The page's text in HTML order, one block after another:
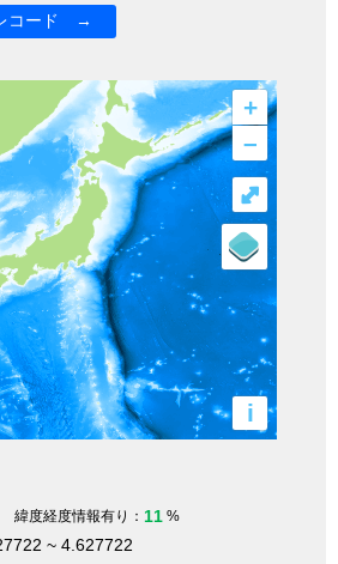
コード →
+
–
i
⤢
緯度経度情報有り： 11 %
~ 4.627722